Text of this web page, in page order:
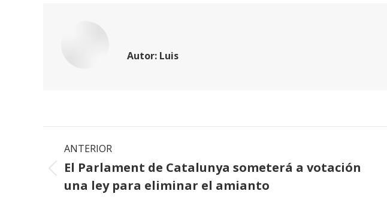
Autor: Luis
Navegación
entre
publicaciones
ANTERIOR
Publicación
anterior:
El Parlament de Catalunya someterá a votación
una ley para eliminar el amianto